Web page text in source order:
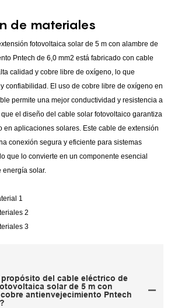
de materiales
fotovoltaica solar de 5 m con alambre de
Pntech de 6,0 mm2 está fabricado con cable
calidad y cobre libre de oxígeno, lo que
confiabilidad. El uso de cobre libre de oxígeno en
permite una mejor conductividad y resistencia a
que el diseño del cable solar fotovoltaico garantiza
en aplicaciones solares. Este cable de extensión
conexión segura y eficiente para sistemas
que lo convierte en un componente esencial
energía solar.
1
2
3
propósito del cable eléctrico de
solar de 5 m con
antienvejecimiento Pntech